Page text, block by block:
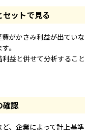
セットで見る
がかさみ利益が出ていな
。
利益と併せて分析すること
確認
ど、企業によって計上基準